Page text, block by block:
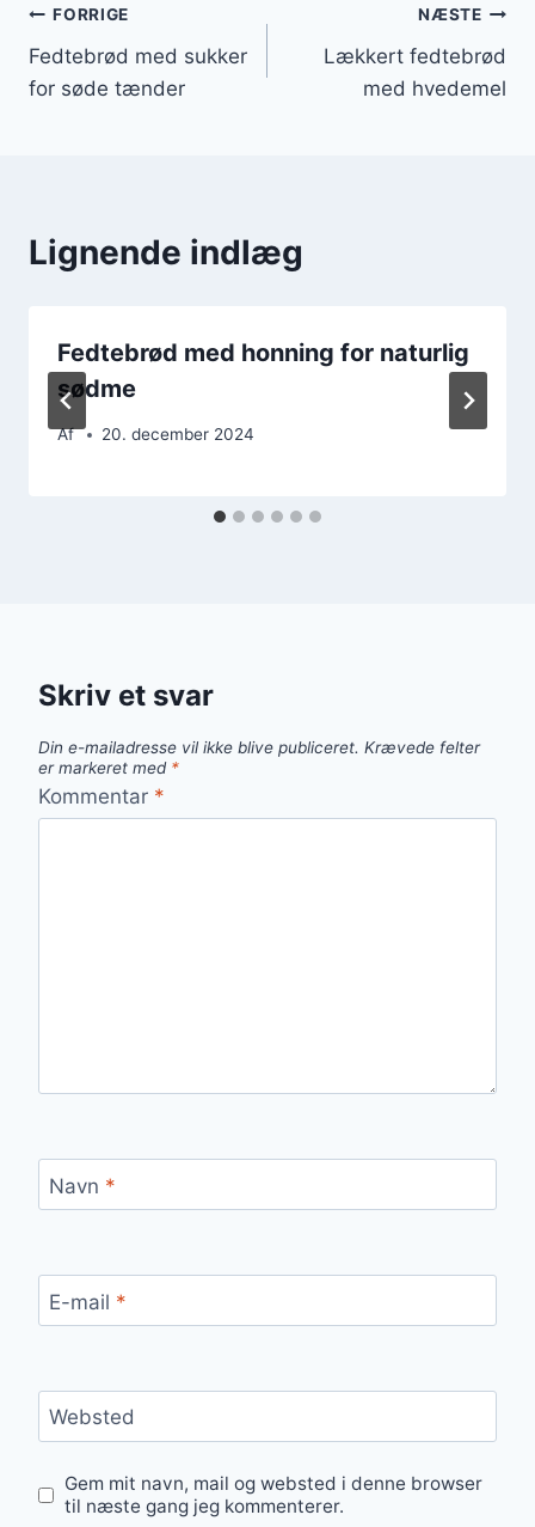
Indlægsnavigation
FORRIGE
Fedtebrød med sukker
for søde tænder
NÆSTE
Lækkert fedtebrød
med hvedemel
Lignende indlæg
Fedtebrød med honning for naturlig
sødme
Af 20. december 2024
Skriv et svar
Din e-mailadresse vil ikke blive publiceret. Krævede felter
er markeret med *
Kommentar *
Navn *
E-mail *
Websted
Gem mit navn, mail og websted i denne browser
til næste gang jeg kommenterer.